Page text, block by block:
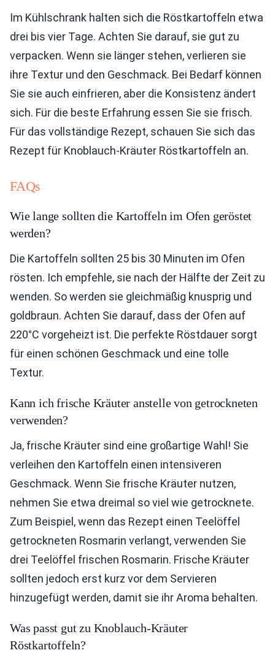
Im Kühlschrank halten sich die Röstkartoffeln etwa
drei bis vier Tage. Achten Sie darauf, sie gut zu
verpacken. Wenn sie länger stehen, verlieren sie
ihre Textur und den Geschmack. Bei Bedarf können
Sie sie auch einfrieren, aber die Konsistenz ändert
sich. Für die beste Erfahrung essen Sie sie frisch.
Für das vollständige Rezept, schauen Sie sich das
Rezept für Knoblauch-Kräuter Röstkartoffeln an.
FAQs
Wie lange sollten die Kartoffeln im Ofen geröstet
werden?
Die Kartoffeln sollten 25 bis 30 Minuten im Ofen
rösten. Ich empfehle, sie nach der Hälfte der Zeit zu
wenden. So werden sie gleichmäßig knusprig und
goldbraun. Achten Sie darauf, dass der Ofen auf
220°C vorgeheizt ist. Die perfekte Röstdauer sorgt
für einen schönen Geschmack und eine tolle
Textur.
Kann ich frische Kräuter anstelle von getrockneten
verwenden?
Ja, frische Kräuter sind eine großartige Wahl! Sie
verleihen den Kartoffeln einen intensiveren
Geschmack. Wenn Sie frische Kräuter nutzen,
nehmen Sie etwa dreimal so viel wie getrocknete.
Zum Beispiel, wenn das Rezept einen Teelöffel
getrockneten Rosmarin verlangt, verwenden Sie
drei Teelöffel frischen Rosmarin. Frische Kräuter
sollten jedoch erst kurz vor dem Servieren
hinzugefügt werden, damit sie ihr Aroma behalten.
Was passt gut zu Knoblauch-Kräuter
Röstkartoffeln?